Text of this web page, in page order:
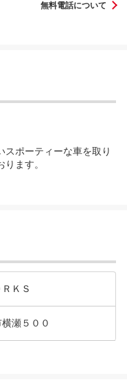
無料電話について
スポーティーな車を取り
ます。
ＫＳ
瀬５００